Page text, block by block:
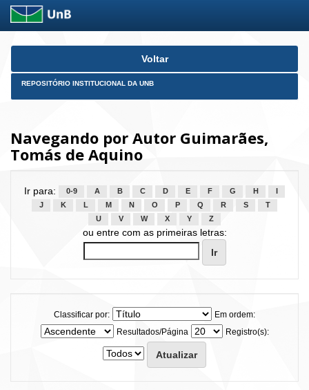
Skip
Voltar
REPOSITÓRIO INSTITUCIONAL DA UNB
Navegando por Autor Guimarães,
Tomás de Aquino
Ir para: 0-9 A B C D E F G H
J
K L M N O P Q R S
T
U
V W X Y Z
ou entre com as primeiras letras:
Classificar por:
Em ordem:
Resultados/Página
Registro(s):